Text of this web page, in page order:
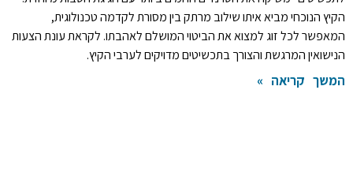
הקיץ הנוכחי מביא איתו שילוב מרתק בין מסורת לקדמה טכנולוגית,
המאפשר לכל זוג למצוא את הביטוי המושלם לאהבתו. לקראת עונת הצעות
הנישואין המרגשת והצורך בתכשיטים מדויקים לערבי הקיץ.
המשך קריאה »